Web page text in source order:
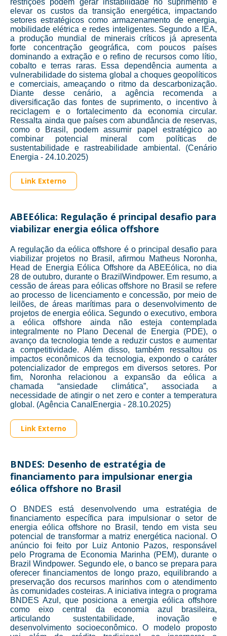
restrições podem gerar instabilidade no suprimento e
elevar os custos da transição energética, impactando
setores estratégicos como armazenamento de energia,
mobilidade elétrica e redes inteligentes. Segundo a IEA,
a produção mundial de minerais críticos já apresenta
forte concentração geográfica, com poucos países
dominando a extração e o refino de recursos como lítio,
cobalto e terras raras. Essa dependência aumenta a
vulnerabilidade do sistema global a choques geopolíticos
e comerciais, ameaçando o ritmo da descarbonização.
Diante desse cenário, a agência recomenda a
diversificação das fontes de suprimento, o incentivo à
reciclagem e o fortalecimento da economia circular.
Ressalta ainda que países com abundância de reservas,
como o Brasil, podem assumir papel estratégico ao
combinar potencial mineral com políticas de
sustentabilidade e rastreabilidade ambiental. (Cenário
Energia - 24.10.2025)
Link Externo
ABEEólica: Regulação é principal desafio para
viabilizar energia eólica offshore
A regulação da eólica offshore é o principal desafio para
viabilizar projetos no Brasil, afirmou Matheus Noronha,
Head de Energia Eólica Offshore da ABEEólica, no dia
28 de outubro, durante o BrazilWindpower. Em resumo, a
cessão de áreas para eólicas offshore no Brasil se refere
ao processo de licenciamento e concessão, por meio de
leilões, de áreas marítimas para o desenvolvimento de
projetos de energia eólica. Segundo o executivo, embora
a eólica offshore ainda não esteja contemplada
integralmente no Plano Decenal de Energia (PDE), o
avanço da tecnologia tende a reduzir custos e aumentar
a competitividade. Além disso, também ressaltou os
impactos econômicos da tecnologia, expondo o caráter
potencializador de empregos em diversos setores. Por
fim, Noronha relacionou a expansão da eólica a
chamada “ansiedade climática”, associada a
necessidade de atingir o net zero e conter a temperatura
global. (Agência CanalEnergia - 28.10.2025)
Link Externo
BNDES: Desenho de estratégia de
financiamento para impulsionar energia
eólica offshore no Brasil
O BNDES está desenvolvendo uma estratégia de
financiamento específica para impulsionar o setor de
energia eólica offshore no Brasil, tendo em vista seu
potencial de transformar a matriz energética nacional. O
anúncio foi feito por Luiz Antonio Pazos, responsável
pelo Programa de Economia Marinha (PEM), durante o
Brazil Windpower. Segundo ele, o banco se prepara para
oferecer financiamentos de longo prazo, equilibrando a
preservação dos recursos marinhos com o atendimento
às comunidades costeiras. A iniciativa integra o programa
BNDES Azul, que posiciona a energia eólica offshore
como eixo central da economia azul brasileira,
articulando sustentabilidade, inovação e
desenvolvimento socioeconômico. O modelo proposto